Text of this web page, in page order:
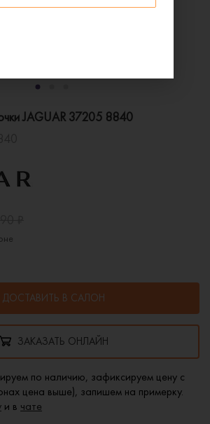
JAGUAR 37205 8840
ДОСТАВИТЬ В САЛОН
ЗАКАЗАТЬ ОНЛАЙН
по наличию, зафиксируем цену с
цена выше), запишем на примерку.
и в чате